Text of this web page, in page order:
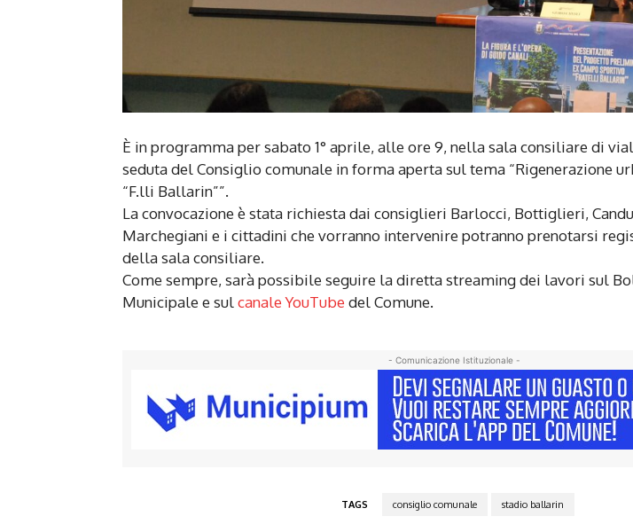
È in programma per sabato 1° aprile, alle ore 9, nella sala consiliare di
seduta del Consiglio comunale in forma aperta sul tema “Rigenerazione
“F.lli Ballarin””.
La convocazione è stata richiesta dai consiglieri Barlocci, Bottiglieri,
Marchegiani e i cittadini che vorranno intervenire potranno prenotarsi
della sala consiliare.
Come sempre, sarà possibile seguire la diretta streaming dei lavori sul
Municipale e sulcanale YouTube del Comune.
- Comunicazione Istituzionale -
TAGS consiglio comunale stadio ballarin